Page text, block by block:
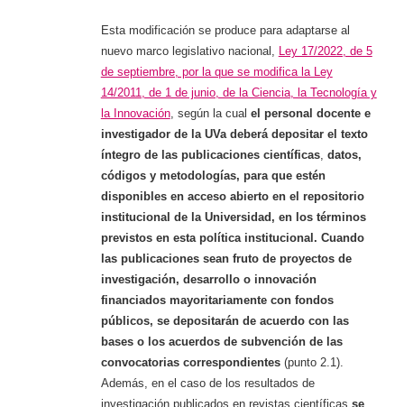
Esta modificación se produce para adaptarse al
nuevo marco legislativo nacional, Ley 17/2022, de 5
de septiembre, por la que se modifica la Ley
14/2011, de 1 de junio, de la Ciencia, la Tecnología y
la Innovación, según la cual el personal docente e
investigador de la UVa deberá depositar el texto
íntegro de las publicaciones científicas, datos,
códigos y metodologías, para que estén
disponibles en acceso abierto en el repositorio
institucional de la Universidad, en los términos
previstos en esta política institucional. Cuando
las publicaciones sean fruto de proyectos de
investigación, desarrollo o innovación
financiados mayoritariamente con fondos
públicos, se depositarán de acuerdo con las
bases o los acuerdos de subvención de las
convocatorias correspondientes (punto 2.1).
Además, en el caso de los resultados de
investigación publicados en revistas científicas se